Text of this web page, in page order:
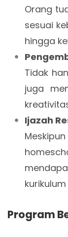
Orang
sesuai
hingga
Tidak
juga
Ijazah
Program